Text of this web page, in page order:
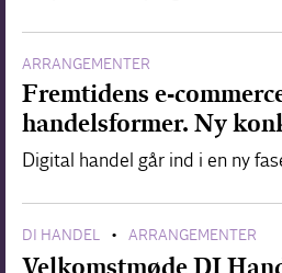
ARRANGEMENTER
Fremtidens e-
handelsformer. Ny
Digital handel går ind i en ny
DI HANDEL • ARRANGEMENTER
Velkomstmøde DI